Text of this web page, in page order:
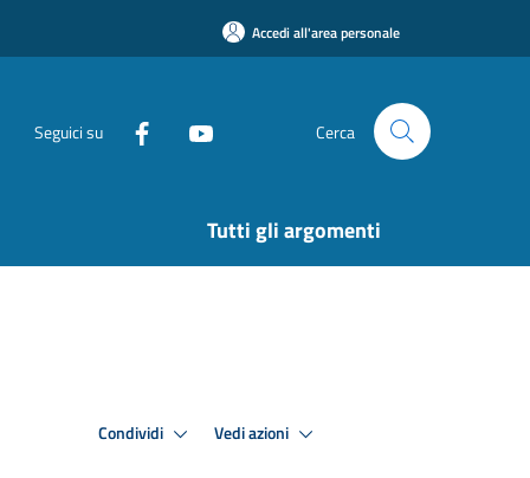
Accedi all'area personale
Seguici su Cerca
Tutti gli argomenti
Condividi Vedi azioni